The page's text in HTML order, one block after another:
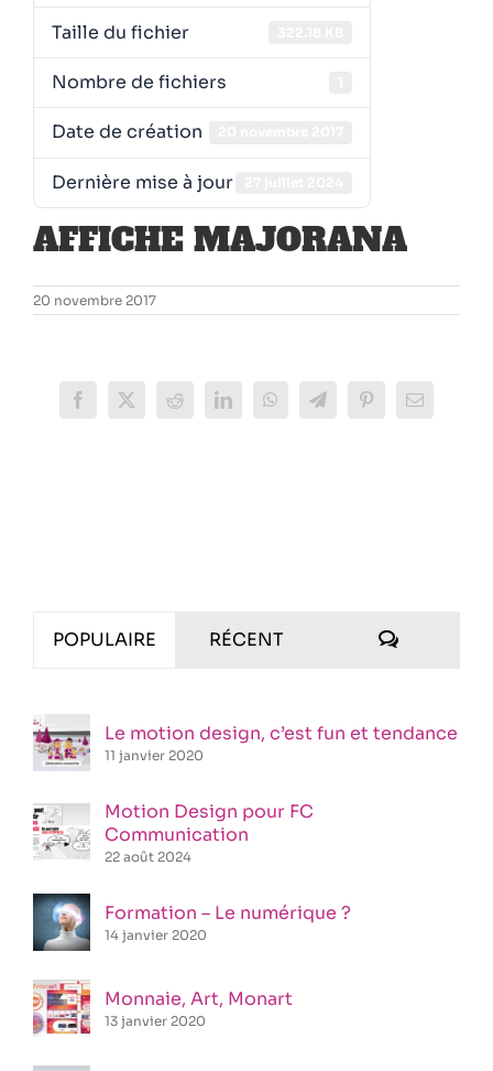
Taille du fichier
Nombre de fichiers
Date de création
Dernière mise à jour
AFFICHE MAJORANA
20 novembre 2017
Facebook
X Reddit LinkedInWhatsAppTelegramPinterestEmail
POPULAIRE RÉCENT
Le motion design, c’est fun et tendance
11 janvier 2020
Motion Design pour FC
Communication
22 août 2024
Formation – Le numérique ?
14 janvier 2020
Monnaie, Art, Monart
13 janvier 2020